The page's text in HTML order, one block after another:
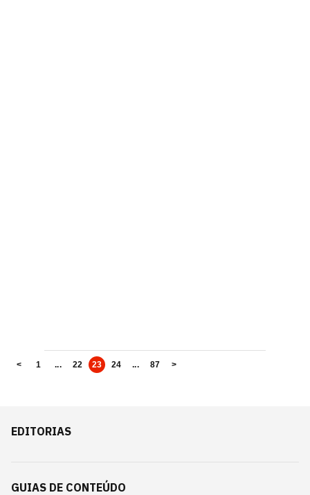
< 1 ... 22 23 24 ... 87 >
EDITORIAS
GUIAS DE CONTEÚDO